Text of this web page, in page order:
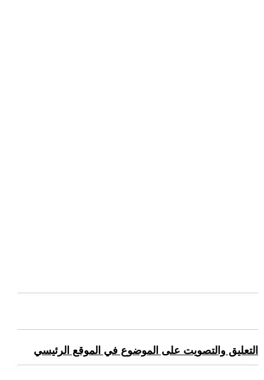
التعليق والتصويت على الموضوع في الموقع الرئيسي